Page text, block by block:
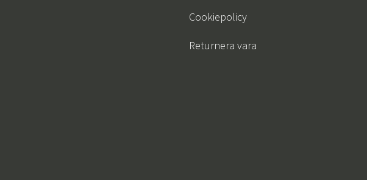
Cookiepolicy
Returnera vara